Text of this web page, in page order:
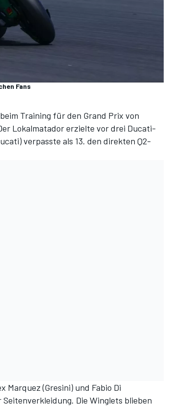
Fans
Training für den Grand Prix von
Lokalmatador erzielte vor drei Ducati-
verpasste als 13. den direkten Q2-
(Gresini) und Fabio Di
Die Winglets blieben